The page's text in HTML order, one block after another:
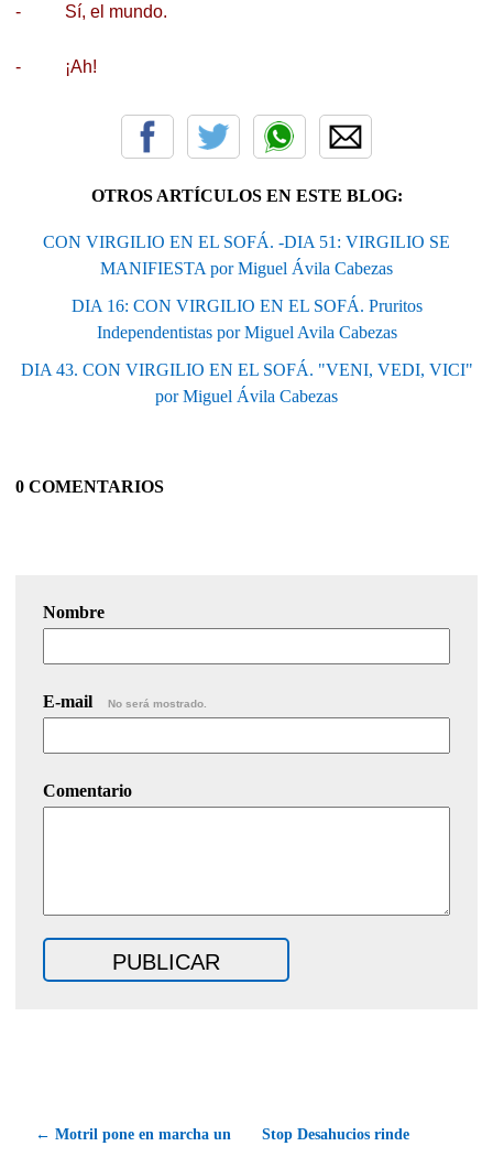
- Sí, el mundo.
- ¡Ah!
OTROS ARTÍCULOS EN ESTE BLOG:
CON VIRGILIO EN EL SOFÁ. -DIA 51: VIRGILIO SE
MANIFIESTA por Miguel Ávila Cabezas
DIA 16: CON VIRGILIO EN EL SOFÁ. Pruritos
Independentistas por Miguel Avila Cabezas
DIA 43. CON VIRGILIO EN EL SOFÁ. "VENI, VEDI, VICI"
por Miguel Ávila Cabezas
0 COMENTARIOS
Nombre
E-mail No será mostrado.
Comentario
← Motril pone en marcha un
Stop Desahucios rinde